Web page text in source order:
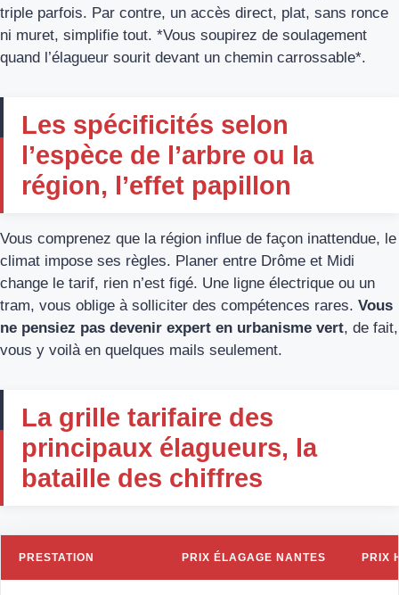
triple parfois. Par contre, un accès direct, plat, sans ronce
ni muret, simplifie tout. *Vous soupirez de soulagement
quand l’élagueur sourit devant un chemin carrossable*.
Les spécificités selon
l’espèce de l’arbre ou la
région, l’effet papillon
Vous comprenez que la région influe de façon inattendue, le
climat impose ses règles. Planer entre Drôme et Midi
change le tarif, rien n’est figé. Une ligne électrique ou un
tram, vous oblige à solliciter des compétences rares. Vous
ne pensiez pas devenir expert en urbanisme vert, de fait,
vous y voilà en quelques mails seulement.
La grille tarifaire des
principaux élagueurs, la
bataille des chiffres
PRESTATION PRIX ÉLAGAGE NANTES PRIX